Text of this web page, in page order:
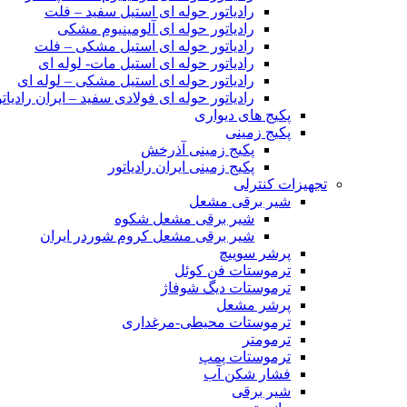
رادیاتور حوله ای استیل سفید – فلت
رادیاتور حوله ای آلومینیوم مشکی
رادیاتور حوله ای استیل مشکی – فلت
رادیاتور حوله ای استیل مات- لوله ای
رادیاتور حوله ای استیل مشکی – لوله ای
رادیاتور حوله ای فولادی سفید – ایران
پکیج های دیواری
پکیج زمینی
پکیج زمینی آذرخش
پکیج زمینی ایران رادیاتور
تجهیزات کنترلی
شیر برقی مشعل
شیر برقی مشعل شکوه
شیر برقی مشعل کروم شوردر ایران
پرشر سوییچ
ترموستات فن کوئل
ترموستات دیگ شوفاژ
پرشر مشعل
ترموستات محیطی-مرغداری
ترمومتر
ترموستات پمپ
فشار شکن آب
شیر برقی